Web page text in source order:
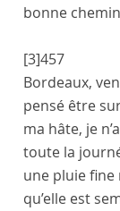
bonne
[3]457
Bordeaux,
pensé être
ma hâte, je
toute la
une pluie fine
qu’elle est